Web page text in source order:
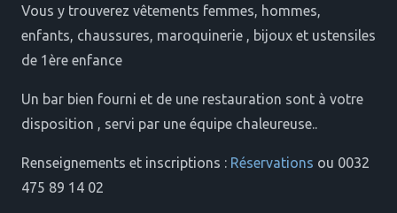
Vous y trouverez vêtements femmes, hommes,
enfants, chaussures, maroquinerie , bijoux et ustensiles
de 1ère enfance
Un bar bien fourni et de une restauration sont à votre
disposition , servi par une équipe chaleureuse..
Renseignements et inscriptions : Réservations ou 0032
475 89 14 02